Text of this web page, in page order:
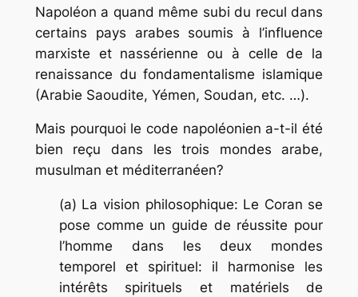
Napoléon a quand même subi du recul dans
certains pays arabes soumis à l’influence
marxiste et nassérienne ou à celle de la
renaissance du fondamentalisme islamique
(Arabie Saoudite, Yémen, Soudan, etc. …).
Mais pourquoi le code napoléonien a-t-il été
bien reçu dans les trois mondes arabe,
musulman et méditerranéen?
(a) La vision philosophique: Le Coran se
pose comme un guide de réussite pour
l’homme dans les deux mondes
temporel et spirituel: il harmonise les
intérêts spirituels et matériels de